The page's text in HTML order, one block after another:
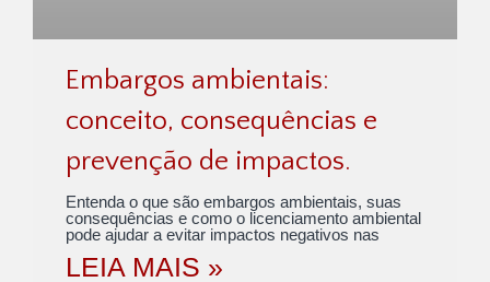
Embargos ambientais:
conceito, consequências e
prevenção de impactos.
Entenda o que são embargos ambientais, suas
consequências e como o licenciamento ambiental
pode ajudar a evitar impactos negativos nas
LEIA MAIS »